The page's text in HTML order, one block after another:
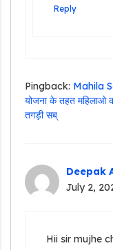
Reply
Pingback: Mahila
योजना के तहत महिलाओ
तगड़ी सब्
Deepak
July 2,
Hii sir mujhe